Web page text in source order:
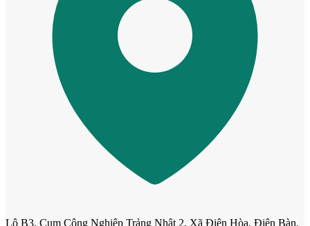
Cửa Nhựa Gỗ Sungyu Đài Loan
Lô B3, Cụm Công Nghiệp Trảng Nhật 2, Xã Điện Hòa, Điện Bàn,